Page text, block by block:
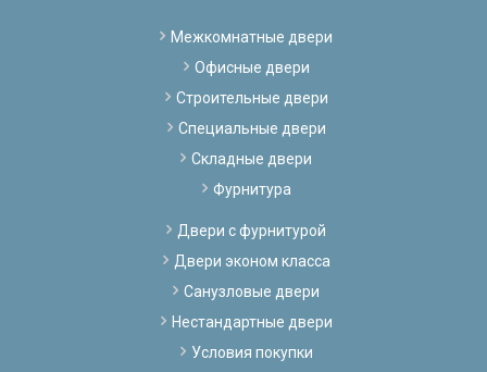
Межкомнатные двери
Офисные двери
Строительные двери
Специальные двери
Складные двери
Фурнитура
Двери с фурнитурой
Двери эконом класса
Санузловые двери
Нестандартные двери
Условия покупки